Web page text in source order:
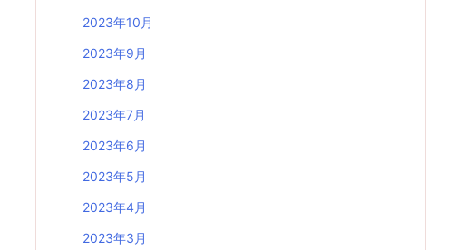
2023年10月
2023年9月
2023年8月
2023年7月
2023年6月
2023年5月
2023年4月
2023年3月